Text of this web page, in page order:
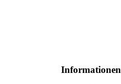
Informationen